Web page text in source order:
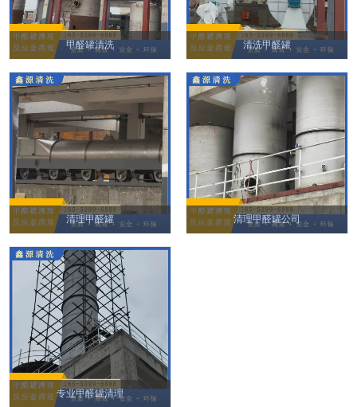
甲醛罐清洗 清洗甲醛罐
清理甲醛罐 清理甲醛罐公司
专业甲醛罐清理